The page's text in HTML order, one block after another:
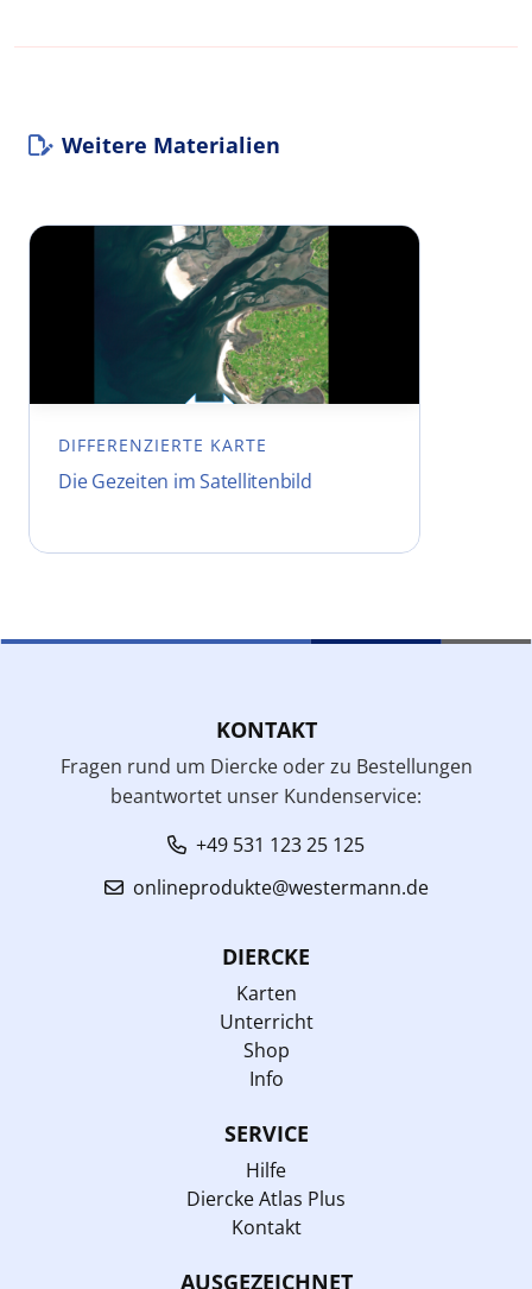
Weitere Materialien
DIFFERENZIERTE KARTE
Die Gezeiten im Satellitenbild
KONTAKT
Fragen rund um Diercke oder zu Bestellungen
beantwortet unser Kundenservice:
+49 531 123 25 125
onlineprodukte@westermann.de
DIERCKE
Karten
Unterricht
Shop
Info
SERVICE
Hilfe
Diercke Atlas Plus
Kontakt
AUSGEZEICHNET